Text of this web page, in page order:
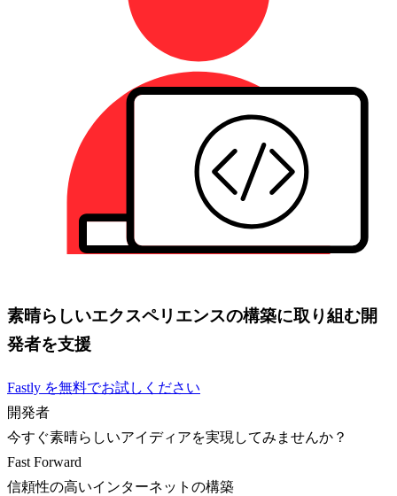
素晴らしいエクスペリエンスの構築に取り組む開
発者を支援
Fastly を無料でお試しください
開発者
今すぐ素晴らしいアイディアを実現してみませんか？
Fast Forward
信頼性の高いインターネットの構築